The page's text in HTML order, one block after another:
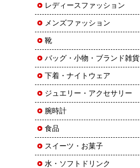
レディースファッション
メンズファッション
靴
バッグ・小物・ブランド雑貨
下着・ナイトウェア
ジュエリー・アクセサリー
腕時計
食品
スイーツ・お菓子
水・ソフトドリンク